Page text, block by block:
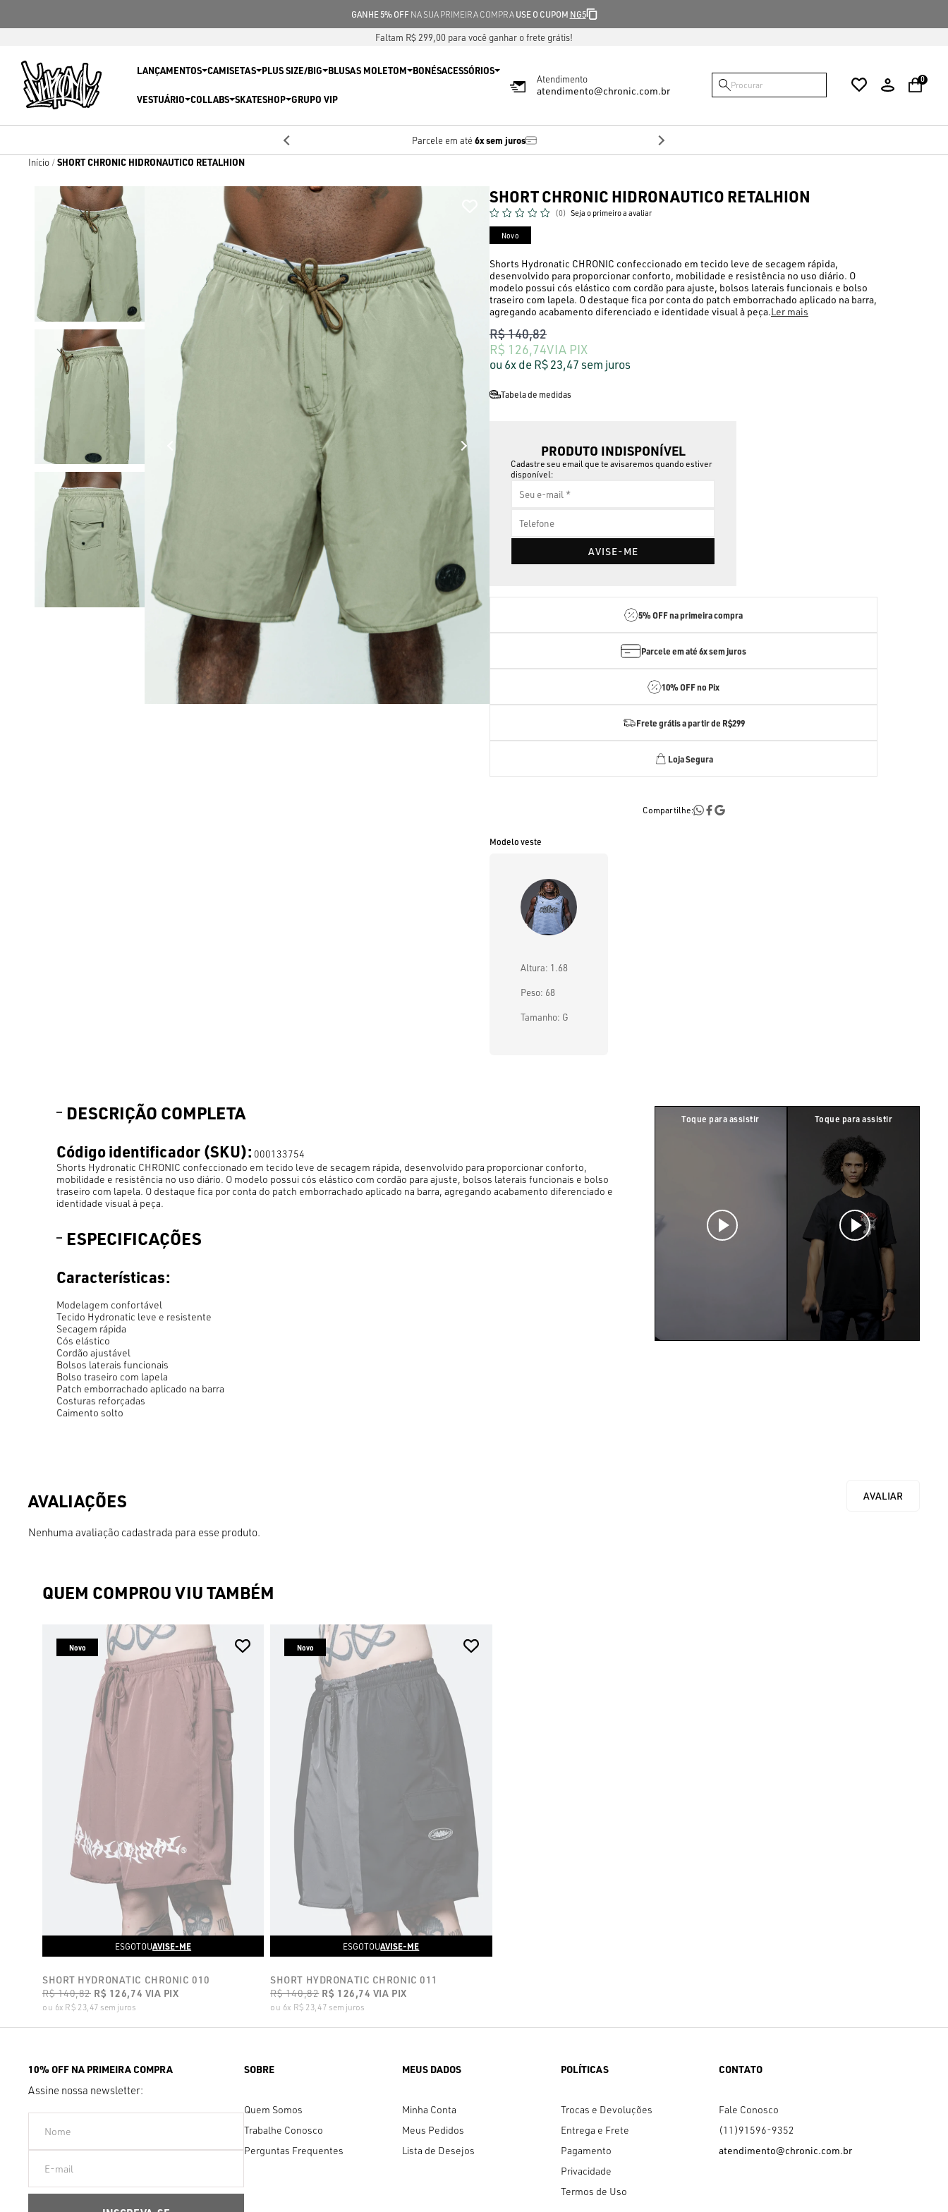
GANHE 5% OFFNA SUA PRIMEIRA COMPRA USE O CUPOM NG5
Faltam R$ 299,00 para você ganhar o frete grátis!
LANÇAMENTOS CAMISETAS PLUS SIZE/BIG BLUSAS MOLETOM BONÉSACESSÓRIOS
VESTUÁRIO COLLABS SKATESHOP GRUPO VIP
Atendimento
atendimento@chronic.com.br
0
Parcele em até 6x sem juros
Início SHORT CHRONIC HIDRONAUTICO RETALHION
SHORT CHRONIC HIDRONAUTICO RETALHION
(0) Seja o primeiro a avaliar
Novo
Shorts Hydronatic CHRONIC confeccionado em tecido leve de secagem rápida,
desenvolvido para proporcionar conforto, mobilidade e resistência no uso diário. O
modelo possui cós elástico com cordão para ajuste, bolsos laterais funcionais e bolso
traseiro com lapela. O destaque fica por conta do patch emborrachado aplicado na barra,
agregando acabamento diferenciado e identidade visual à peça.Ler mais
R$ 126,74VIA PIX
R$ 140,82
6x R$ 23,47sem juros
Tabela de medidas
PRODUTO INDISPONÍVEL
Cadastre seu email que te avisaremos quando estiver
disponível:
AVISE-ME
5% OFFna primeira compra
Parcele em até6x sem juros
10% OFF no Pix
Frete grátis a partir de R$299
Loja Segura
Compartilhe:
Modelo veste
Altura: 1.68
Peso: 68
Tamanho: G
DESCRIÇÃO COMPLETA
Código identificador (SKU): 000133754
Shorts Hydronatic CHRONIC confeccionado em tecido leve de secagem rápida, desenvolvido para proporcionar conforto,
mobilidade e resistência no uso diário. O modelo possui cós elástico com cordão para ajuste, bolsos laterais funcionais e bolso
traseiro com lapela. O destaque fica por conta do patch emborrachado aplicado na barra, agregando acabamento diferenciado e
identidade visual à peça.
ESPECIFICAÇÕES
Características:
Modelagem confortável
Tecido Hydronatic leve e resistente
Secagem rápida
Cós elástico
Cordão ajustável
Bolsos laterais funcionais
Bolso traseiro com lapela
Patch emborrachado aplicado na barra
Costuras reforçadas
Caimento solto
Nenhuma avaliação cadastrada para esse produto.
QUEM COMPROU VIU TAMBÉM
Novo
ESGOTOUAVISE-ME
SHORT HYDRONATIC CHRONIC 010
R$ 126,74 VIA PIX
R$ 140,82
6x R$ 23,47 sem juros
Novo
ESGOTOUAVISE-ME
SHORT HYDRONATIC CHRONIC 011
R$ 126,74 VIA PIX
R$ 140,82
6x R$ 23,47 sem juros
10% OFF NA PRIMEIRA COMPRA
Assine nossa newsletter:
SOBRE
Quem Somos
Trabalhe Conosco
Perguntas Frequentes
MEUS DADOS
Minha Conta
Meus Pedidos
Lista de Desejos
POLÍTICAS
Trocas e Devoluções
Entrega e Frete
Pagamento
Privacidade
Termos de Uso
CONTATO
Fale Conosco
(11)91596-9352
atendimento@chronic.com.br